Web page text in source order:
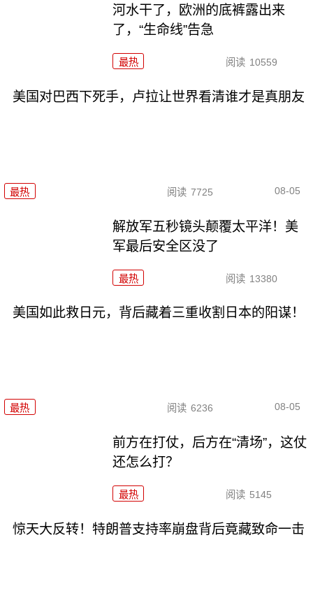
河水干了，欧洲的底裤露出来
了，“生命线”告急
最热 阅读 10559
美国对巴西下死手，卢拉让世界看清谁才是真朋友
最热 阅读 7725 08-05
解放军五秒镜头颠覆太平洋！美
军最后安全区没了
最热 阅读 13380
美国如此救日元，背后藏着三重收割日本的阳谋！
最热 阅读 6236 08-05
前方在打仗，后方在“清场”，这仗
还怎么打？
最热 阅读 5145
惊天大反转！特朗普支持率崩盘背后竟藏致命一击